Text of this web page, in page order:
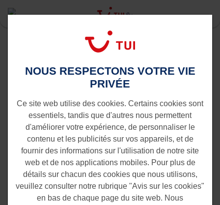
Amsterdam vers Sal
Vols de Amsterdam vers Sal
NOUS RESPECTONS VOTRE VIE
PRIVÉE
Ce site web utilise des cookies. Certains cookies sont
essentiels, tandis que d'autres nous permettent
d'améliorer votre expérience, de personnaliser le
contenu et les publicités sur vos appareils, et de
fournir des informations sur l'utilisation de notre site
web et de nos applications mobiles. Pour plus de
détails sur chacun des cookies que nous utilisons,
veuillez consulter notre rubrique "Avis sur les cookies"
en bas de chaque page du site web. Nous